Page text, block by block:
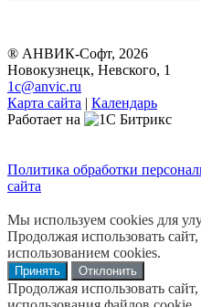
® АНВИК-Софт, 2026
Новокузнецк, Невского, 1
1c@anvic.ru
Карта сайта | Календарь
Работает на
Политика обработки
сайта
Мы используем cookies для
Продолжая использовать
использованием cookies.
Принять Отклонить
Продолжая использовать